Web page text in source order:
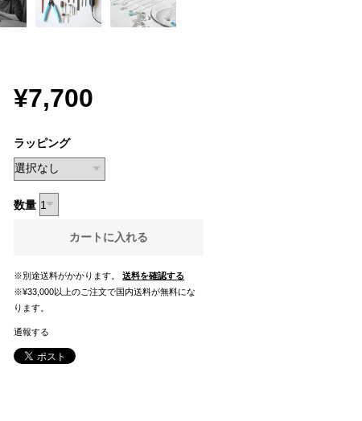
¥7,700
ラッピング
数量
カートに入れる
※別途送料がかかります。
送料を確認する
※¥33,000以上のご注文で国内送料が無料にな
ります。
通報する